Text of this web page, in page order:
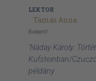
LEKTOR
Tamás Anna
Budapest
'Náday Károly:
Kufsteinban/
példány